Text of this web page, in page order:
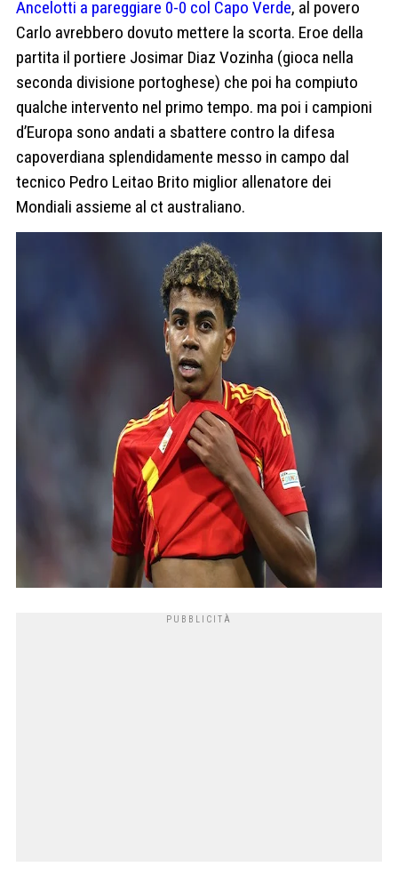
Ancelotti a pareggiare 0-0 col Capo Verde, al povero
Carlo avrebbero dovuto mettere la scorta. Eroe della
partita il portiere Josimar Diaz Vozinha (gioca nella
seconda divisione portoghese) che poi ha compiuto
qualche intervento nel primo tempo. ma poi i campioni
d’Europa sono andati a sbattere contro la difesa
capoverdiana splendidamente messo in campo dal
tecnico Pedro Leitao Brito miglior allenatore dei
Mondiali assieme al ct australiano.